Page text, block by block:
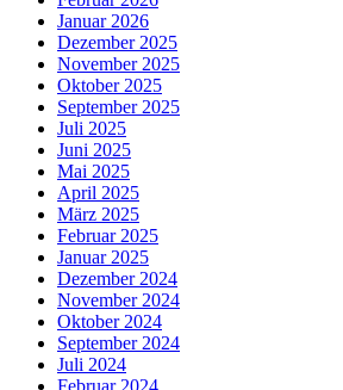
Januar 2026
Dezember 2025
November 2025
Oktober 2025
September 2025
Juli 2025
Juni 2025
Mai 2025
April 2025
März 2025
Februar 2025
Januar 2025
Dezember 2024
November 2024
Oktober 2024
September 2024
Juli 2024